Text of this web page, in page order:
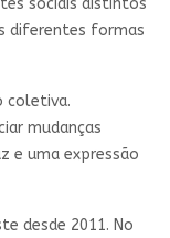
diferentes formas
coletiva.
mudanças
e uma expressão
desde 2011. No